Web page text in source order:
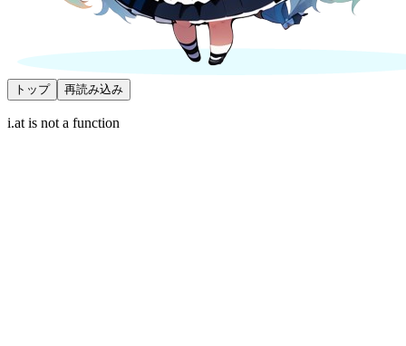
トップ 再読み込み
i.at is not a function